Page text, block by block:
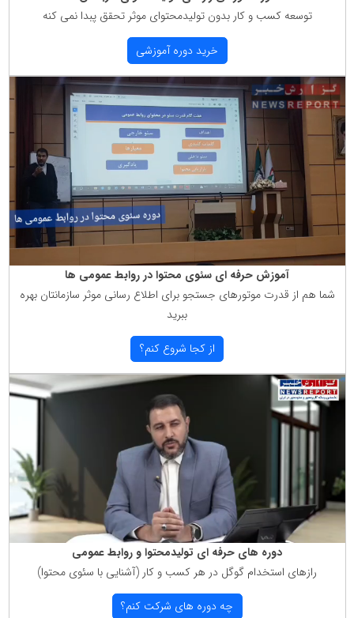
توسعه كسب و كار بدون تولیدمحتوای موثر تحقق پبدا نمی كنه
خرید دوره آموزشی
آموزش حرفه ای سئوی محتوا در روابط عمومی ها
شما هم از قدرت موتورهای جستجو برای اطلاع رسانی موثر سازمانتان بهره
ببرید
از كجا شروع كنم؟
دوره های حرفه ای تولیدمحتوا و روابط عمومی
رازهای استخدام گوگل در هر كسب و كار (آشنایی با سئوی محتوا)
چه دوره های شركت كنم؟